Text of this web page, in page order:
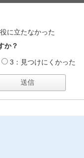
に立たなかった
か？
3：見つけにくかった